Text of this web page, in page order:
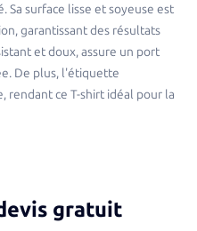
surface lisse et soyeuse est
garantissant des résultats
et doux, assure un port
De plus, l'étiquette
rendant ce T-shirt idéal pour la
gratuit